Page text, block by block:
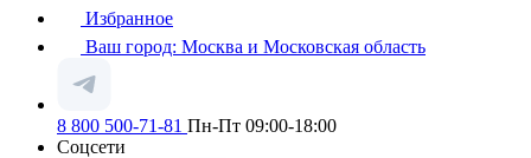
Избранное
Ваш город: Москва и Московская область
8 800 500-71-81 Пн-Пт 09:00-18:00
Соцсети